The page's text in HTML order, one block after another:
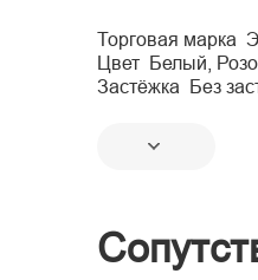
Торговая марка
Цвет Белый,
Застёжка Без